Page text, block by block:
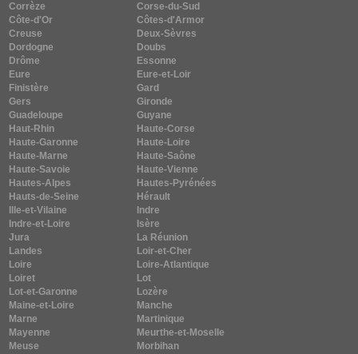
Corrèze
Corse-du-Sud
Côte-d'Or
Côtes-d'Armor
Creuse
Deux-Sèvres
Dordogne
Doubs
Drôme
Essonne
Eure
Eure-et-Loir
Finistère
Gard
Gers
Gironde
Guadeloupe
Guyane
Haut-Rhin
Haute-Corse
Haute-Garonne
Haute-Loire
Haute-Marne
Haute-Saône
Haute-Savoie
Haute-Vienne
Hautes-Alpes
Hautes-Pyrénées
Hauts-de-Seine
Hérault
Ille-et-Vilaine
Indre
Indre-et-Loire
Isère
Jura
La Réunion
Landes
Loir-et-Cher
Loire
Loire-Atlantique
Loiret
Lot
Lot-et-Garonne
Lozère
Maine-et-Loire
Manche
Marne
Martinique
Mayenne
Meurthe-et-Moselle
Meuse
Morbihan